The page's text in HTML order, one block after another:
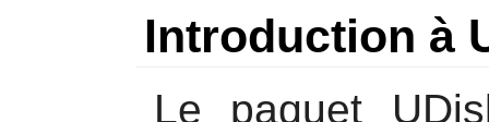
Introduction à
Le paquet